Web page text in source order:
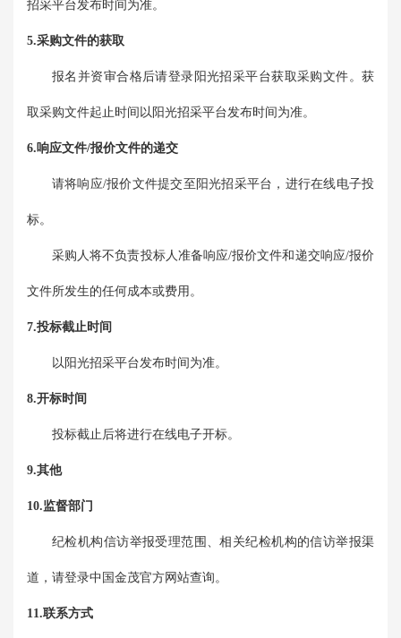
招采平台发布时间为准。
5.采购文件的获取
报名并资审合格后请登录阳光招采平台获取采购文件。获
取采购文件起止时间以阳光招采平台发布时间为准。
6.响应文件/报价文件的递交
请将响应/报价文件提交至阳光招采平台，进行在线电子投
标。
采购人将不负责投标人准备响应/报价文件和递交响应/报价
文件所发生的任何成本或费用。
7.投标截止时间
以阳光招采平台发布时间为准。
8.开标时间
投标截止后将进行在线电子开标。
9.其他
10.监督部门
纪检机构信访举报受理范围、相关纪检机构的信访举报渠
道，请登录中国金茂官方网站查询。
11.联系方式